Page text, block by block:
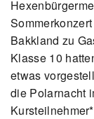
Bakkland zu
Klasse 10
etwas
die Polarnacht